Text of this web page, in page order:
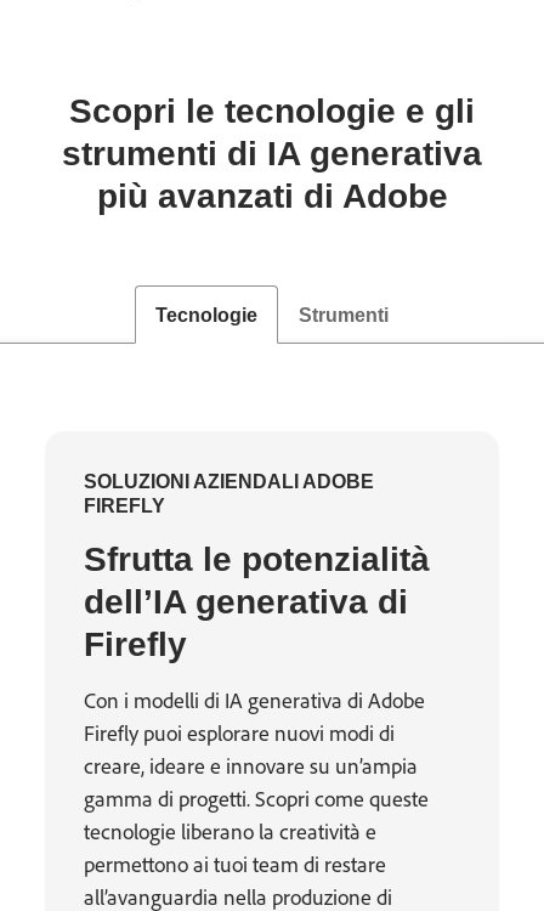
Scopri le tecnologie e gli
strumenti di IA generativa
più avanzati di Adobe
Tecnologie Strumenti
SOLUZIONI AZIENDALI ADOBE
FIREFLY
Sfrutta le potenzialità
dell’IA generativa di
Firefly
Con i modelli di IA generativa di Adobe
Firefly puoi esplorare nuovi modi di
creare, ideare e innovare su un’ampia
gamma di progetti. Scopri come queste
tecnologie liberano la creatività e
permettono ai tuoi team di restare
all’avanguardia nella produzione di